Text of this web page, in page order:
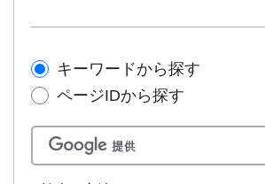
キーワードから探す
ページIDから探す